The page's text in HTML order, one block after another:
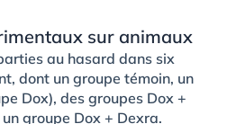
sur animaux
au hasard dans six
dont un groupe témoin, un
Dox), des groupes Dox +
groupe Dox + Dexra.